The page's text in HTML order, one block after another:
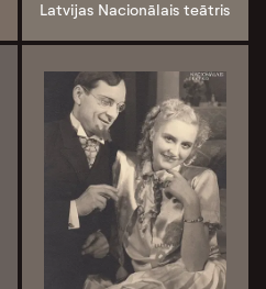
Latvijas Nacionālais teātris